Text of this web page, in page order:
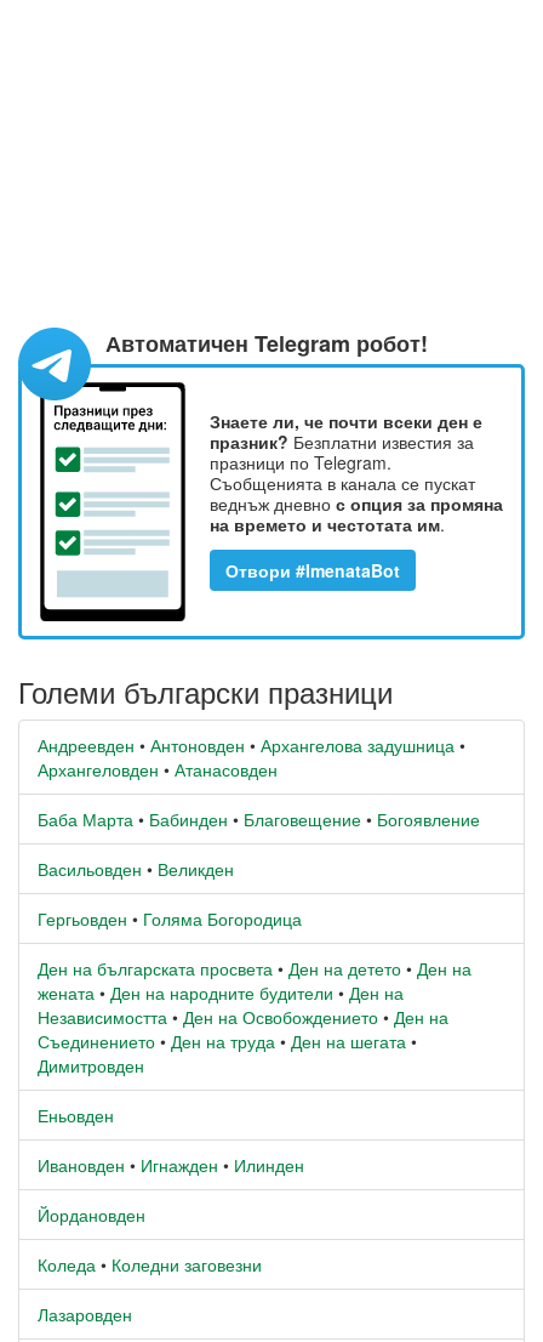
Автоматичен Telegram робот!
Знаете ли, че почти всеки ден е
празник? Безплатни известия за
празници по Telegram.
Съобщенията в канала се пускат
веднъж дневно с опция за промяна
на времето и честотата им.
Отвори #ImenataBot
Големи български празници
Андреевден • Антоновден • Архангелова задушница •
Архангеловден • Атанасовден
Баба Марта • Бабинден • Благовещение • Богоявление
Васильовден • Великден
Гергьовден • Голяма Богородица
Ден на българската просвета • Ден на детето • Ден на
жената • Ден на народните будители • Ден на
Независимостта • Ден на Освобождението • Ден на
Съединението • Ден на труда • Ден на шегата •
Димитровден
Еньовден
Ивановден • Игнажден • Илинден
Йордановден
Коледа • Коледни заговезни
Лазаровден